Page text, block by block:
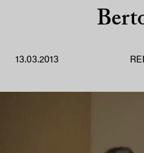
13.03.2013